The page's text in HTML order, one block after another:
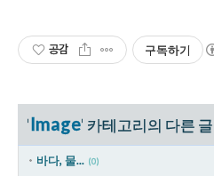
공감 구독하기
'Image' 카테고리의 다른 글
바다, 물... (0)